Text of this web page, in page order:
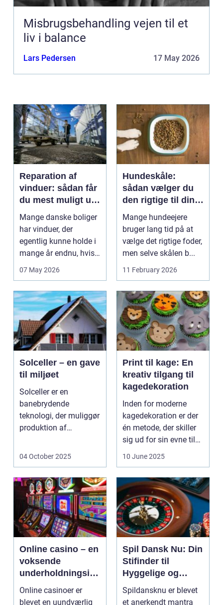
Misbrugsbehandling vejen til et
liv i balance
Lars Pedersen 17 May 2026
Reparation af
vinduer: sådan får
du mest muligt ud
af dine gamle
rammer
Mange danske boliger
har vinduer, der
egentlig kunne holde i
mange år endnu, hvis
de fik den r...
07 May 2026
Hundeskåle:
sådan vælger du
den rigtige til din
hund
Mange hundeejere
bruger lang tid på at
vælge det rigtige foder,
men selve skålen b...
11 February 2026
Solceller – en gave
til miljøet
Solceller er en
banebrydende
teknologi, der muliggør
produktion af
udnytt...
04 October 2025
Print til kage: En
kreativ tilgang til
kagedekoration
Inden for moderne
kagedekoration er der
én metode, der skiller
sig ud for sin evne til
at bri...
10 June 2025
Online casino – en
voksende
underholdningsind
ustri
Online casinoer er
blevet en uundværlig
Spil Dansk Nu: Din
Stifinder til
Hyggelige og
Underholdende
Online Casinoer
Spildansknu er blevet
et anerkendt mantra